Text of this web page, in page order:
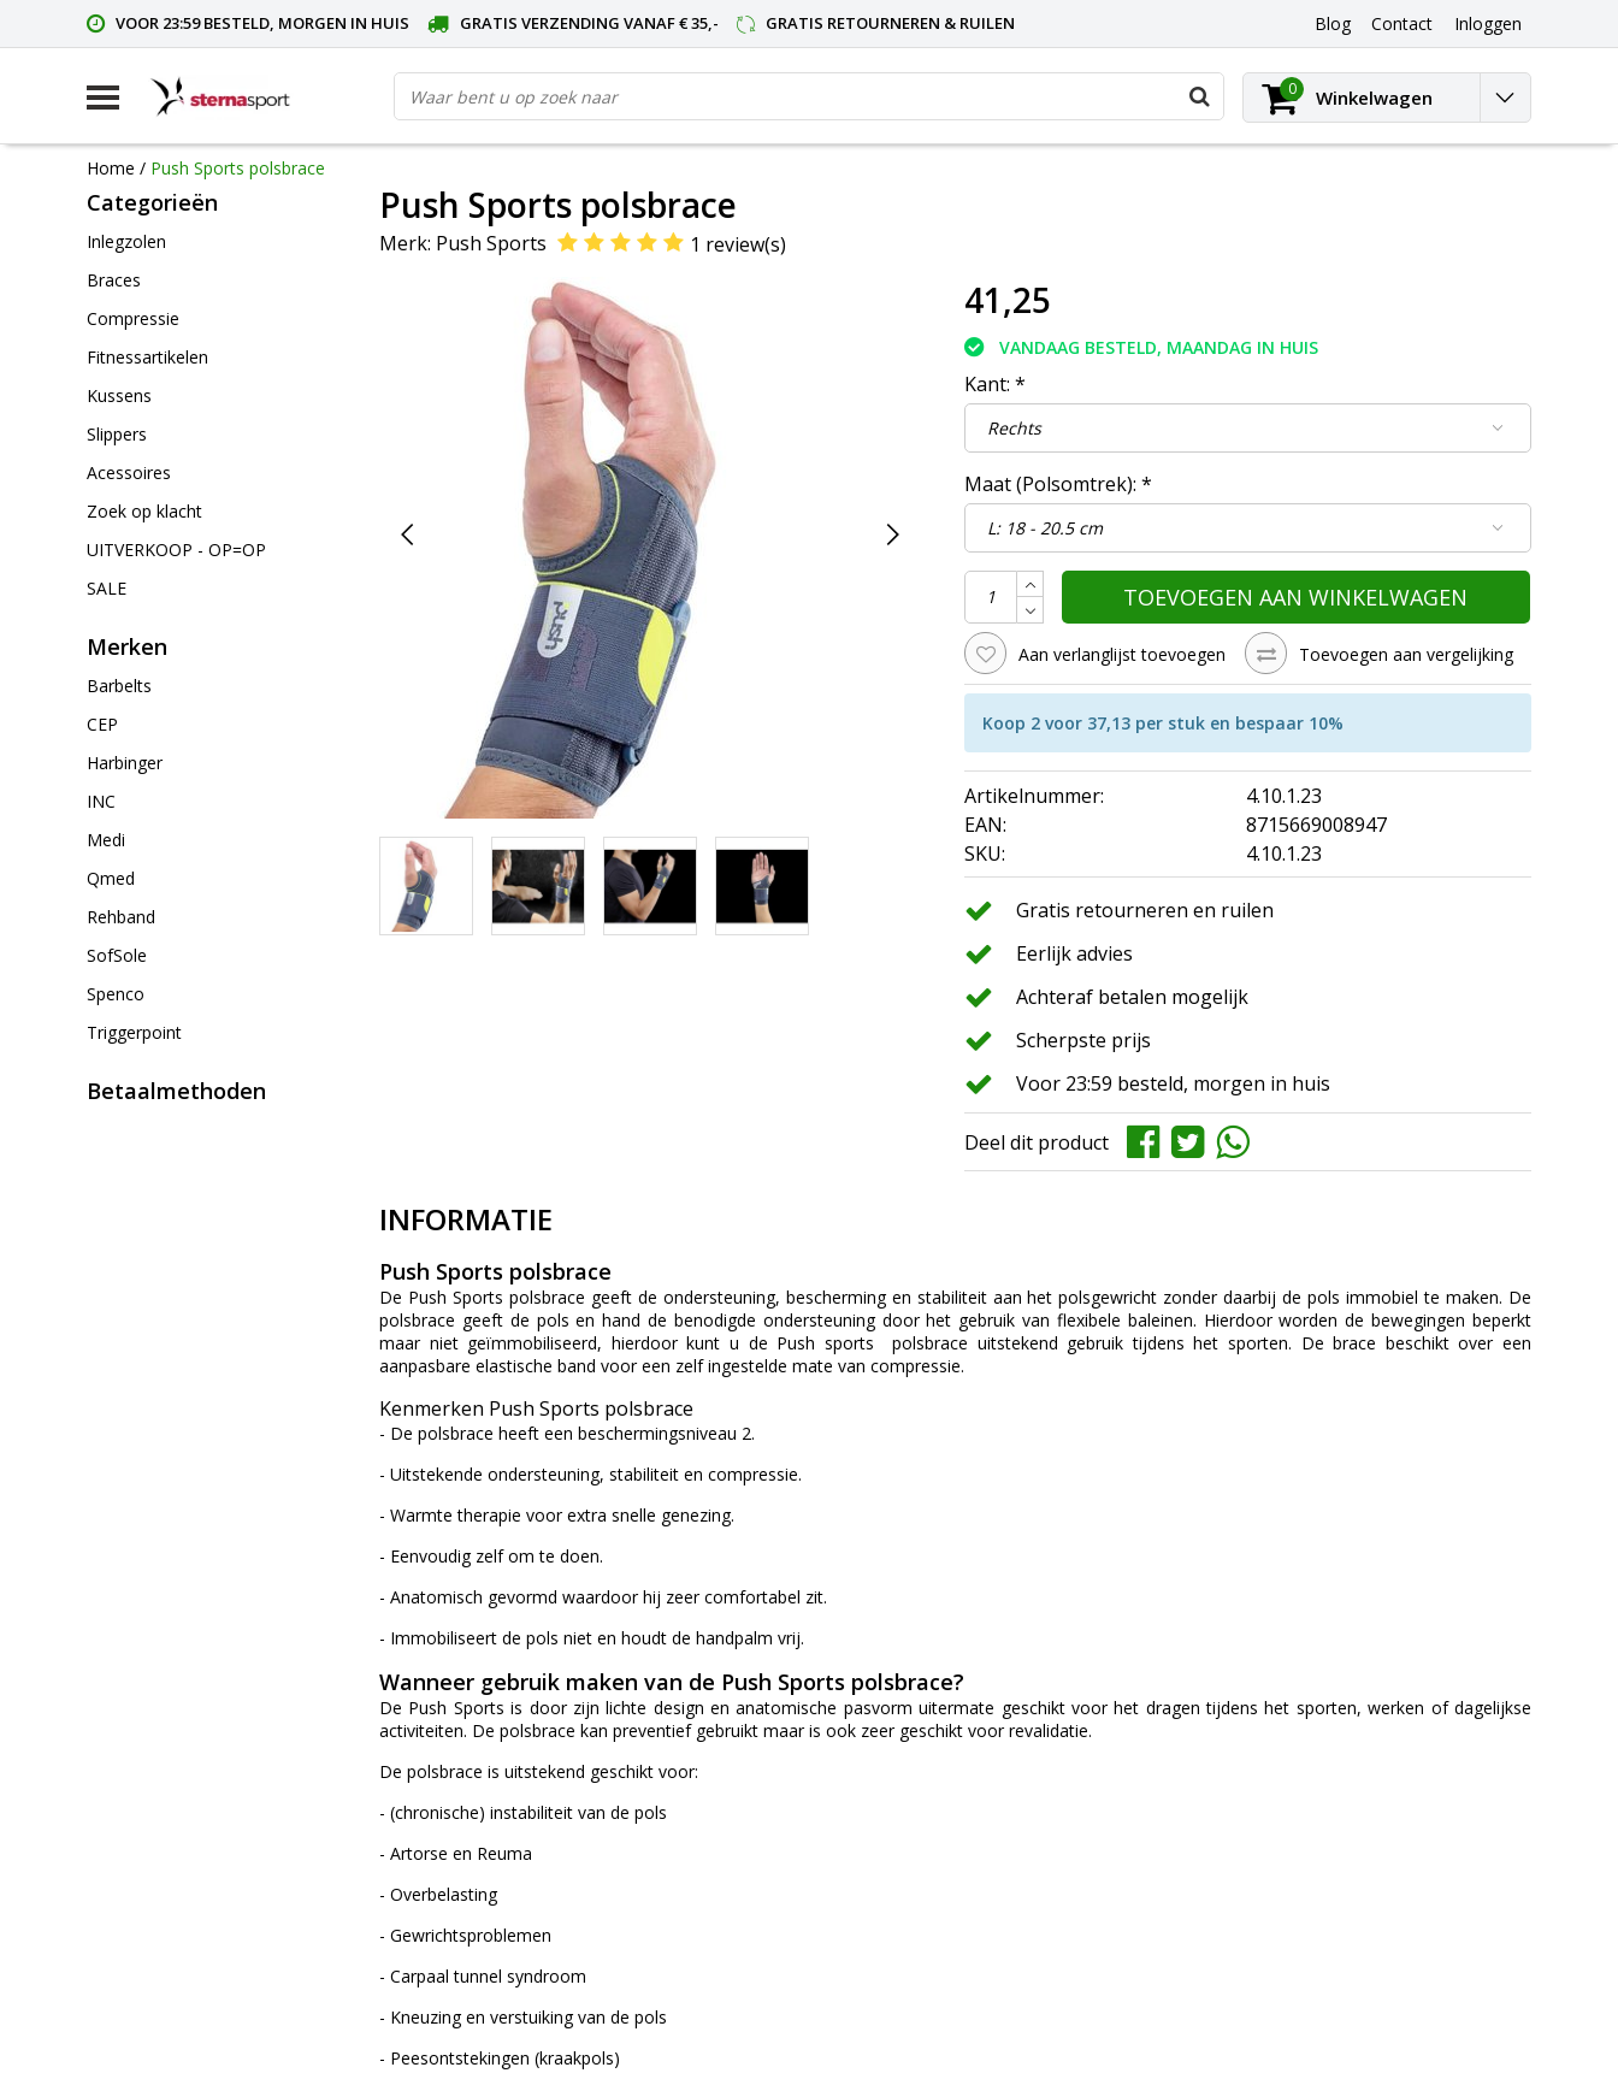
VOOR 23:59 BESTELD, MORGEN IN HUIS GRATIS VERZENDING VANAF € 35,- GRATIS RETOURNEREN & RUILEN Blog Contact Inloggen
0 Winkelwagen
Home / Push Sports polsbrace
Categorieën
Inlegzolen
Braces
Compressie
Fitnessartikelen
Kussens
Slippers
Acessoires
Zoek op klacht
UITVERKOOP - OP=OP
SALE
Merken
Barbelts
CEP
Harbinger
INC
Medi
Qmed
Rehband
SofSole
Spenco
Triggerpoint
Betaalmethoden
Push Sports polsbrace
Merk: Push Sports 1 review(s)
41,25
VANDAAG BESTELD, MAANDAG IN HUIS
Kant: *
Maat (Polsomtrek): *
TOEVOEGEN AAN WINKELWAGEN
Aan verlanglijst toevoegen Toevoegen aan vergelijking
Koop 2 voor 37,13 per stuk en bespaar 10%
Artikelnummer:
4.10.1.23
EAN:
8715669008947
SKU:
4.10.1.23
Gratis retourneren en ruilen
Eerlijk advies
Achteraf betalen mogelijk
Scherpste prijs
Voor 23:59 besteld, morgen in huis
Deel dit product
INFORMATIE
Push Sports polsbrace
De Push Sports polsbrace geeft de ondersteuning, bescherming en stabiliteit aan het polsgewricht zonder daarbij de pols immobiel te maken. De
polsbrace geeft de pols en hand de benodigde ondersteuning door het gebruik van flexibele baleinen. Hierdoor worden de bewegingen beperkt
maar niet geïmmobiliseerd, hierdoor kunt u de Push sports polsbrace uitstekend gebruik tijdens het sporten. De brace beschikt over een
aanpasbare elastische band voor een zelf ingestelde mate van compressie.
Kenmerken Push Sports polsbrace
- De polsbrace heeft een beschermingsniveau 2.
- Uitstekende ondersteuning, stabiliteit en compressie.
- Warmte therapie voor extra snelle genezing.
- Eenvoudig zelf om te doen.
- Anatomisch gevormd waardoor hij zeer comfortabel zit.
- Immobiliseert de pols niet en houdt de handpalm vrij.
Wanneer gebruik maken van de Push Sports polsbrace?
De Push Sports is door zijn lichte design en anatomische pasvorm uitermate geschikt voor het dragen tijdens het sporten, werken of dagelijkse
activiteiten. De polsbrace kan preventief gebruikt maar is ook zeer geschikt voor revalidatie.
De polsbrace is uitstekend geschikt voor:
- (chronische) instabiliteit van de pols
- Artorse en Reuma
- Overbelasting
- Gewrichtsproblemen
- Carpaal tunnel syndroom
- Kneuzing en verstuiking van de pols
- Peesontstekingen (kraakpols)